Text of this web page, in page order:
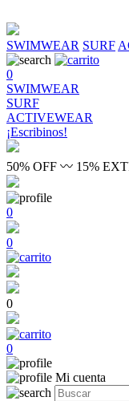
SWIMWEAR SURF
0
SWIMWEAR
SURF
ACTIVEWEAR
¡Escribinos!
50% OFF 〰 15%
0
0
0
0
Mi cuenta